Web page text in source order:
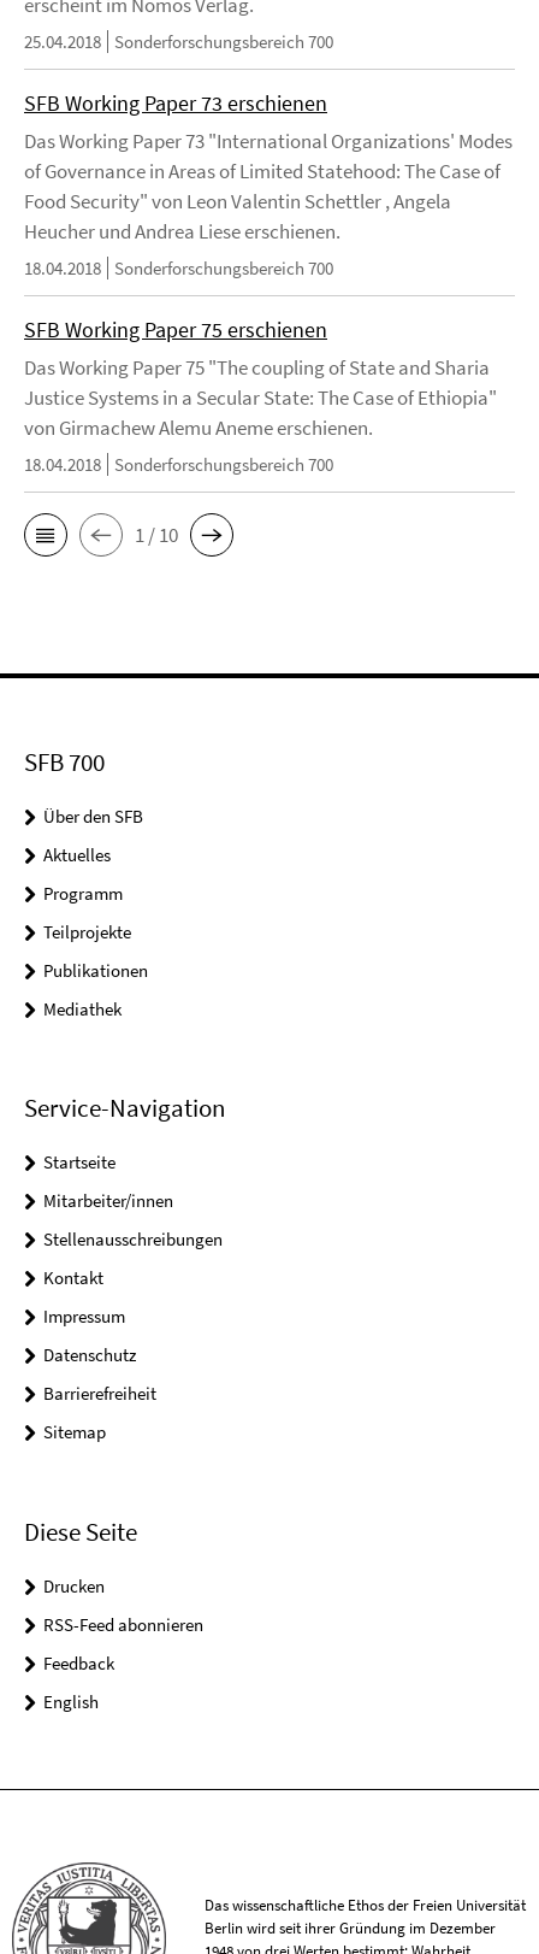
25.04.2018 Sonderforschungsbereich 700
SFB Working Paper 73 erschienen
Das Working Paper 73 "International Organizations' Modes
of Governance in Areas of Limited Statehood: The Case of
Food Security" von Leon Valentin Schettler , Angela
Heucher und Andrea Liese erschienen.
18.04.2018 Sonderforschungsbereich 700
SFB Working Paper 75 erschienen
Das Working Paper 75 "The coupling of State and Sharia
Justice Systems in a Secular State: The Case of Ethiopia"
von Girmachew Alemu Aneme erschienen.
18.04.2018 Sonderforschungsbereich 700
1 / 10
SFB 700
Über den SFB
Aktuelles
Programm
Teilprojekte
Publikationen
Mediathek
Service-Navigation
Startseite
Mitarbeiter/innen
Stellenausschreibungen
Kontakt
Impressum
Datenschutz
Barrierefreiheit
Sitemap
Diese Seite
Drucken
RSS-Feed abonnieren
Feedback
English
Das wissenschaftliche Ethos der Freien Universität
Berlin wird seit ihrer Gründung im Dezember